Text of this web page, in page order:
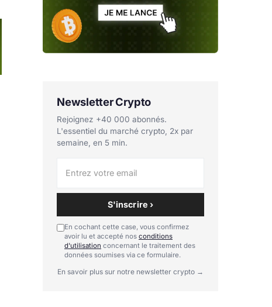
Newsletter Crypto
Rejoignez +40 000 abonnés.
L'essentiel du marché crypto, 2x par
semaine, en 5 min.
S'inscrire ›
En cochant cette case, vous confirmez
avoir lu et accepté nos conditions
d'utilisation concernant le traitement des
données soumises via ce formulaire.
En savoir plus sur notre newsletter crypto →